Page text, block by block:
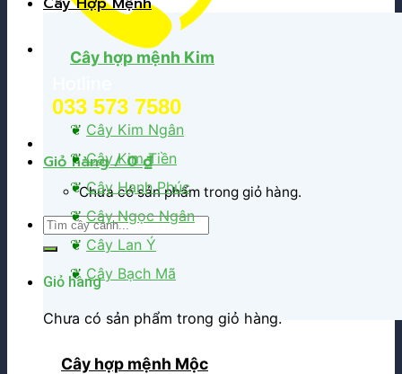
033 573 7580
Giỏ hàng /0₫
Chưa có sản phẩm trong giỏ hàng.
Tìm
kiếm:
Giỏ hàng
Chưa có sản phẩm trong giỏ hàng.
Cây hợp mệnh Kim
❦ Cây Kim Ngân
❦ Cây Kim Tiền
❦ Cây Hạnh Phúc
❦ Cây Ngọc Ngân
❦ Cây Lan Ý
❦ Cây Bạch Mã
Cây hợp mệnh Mộc